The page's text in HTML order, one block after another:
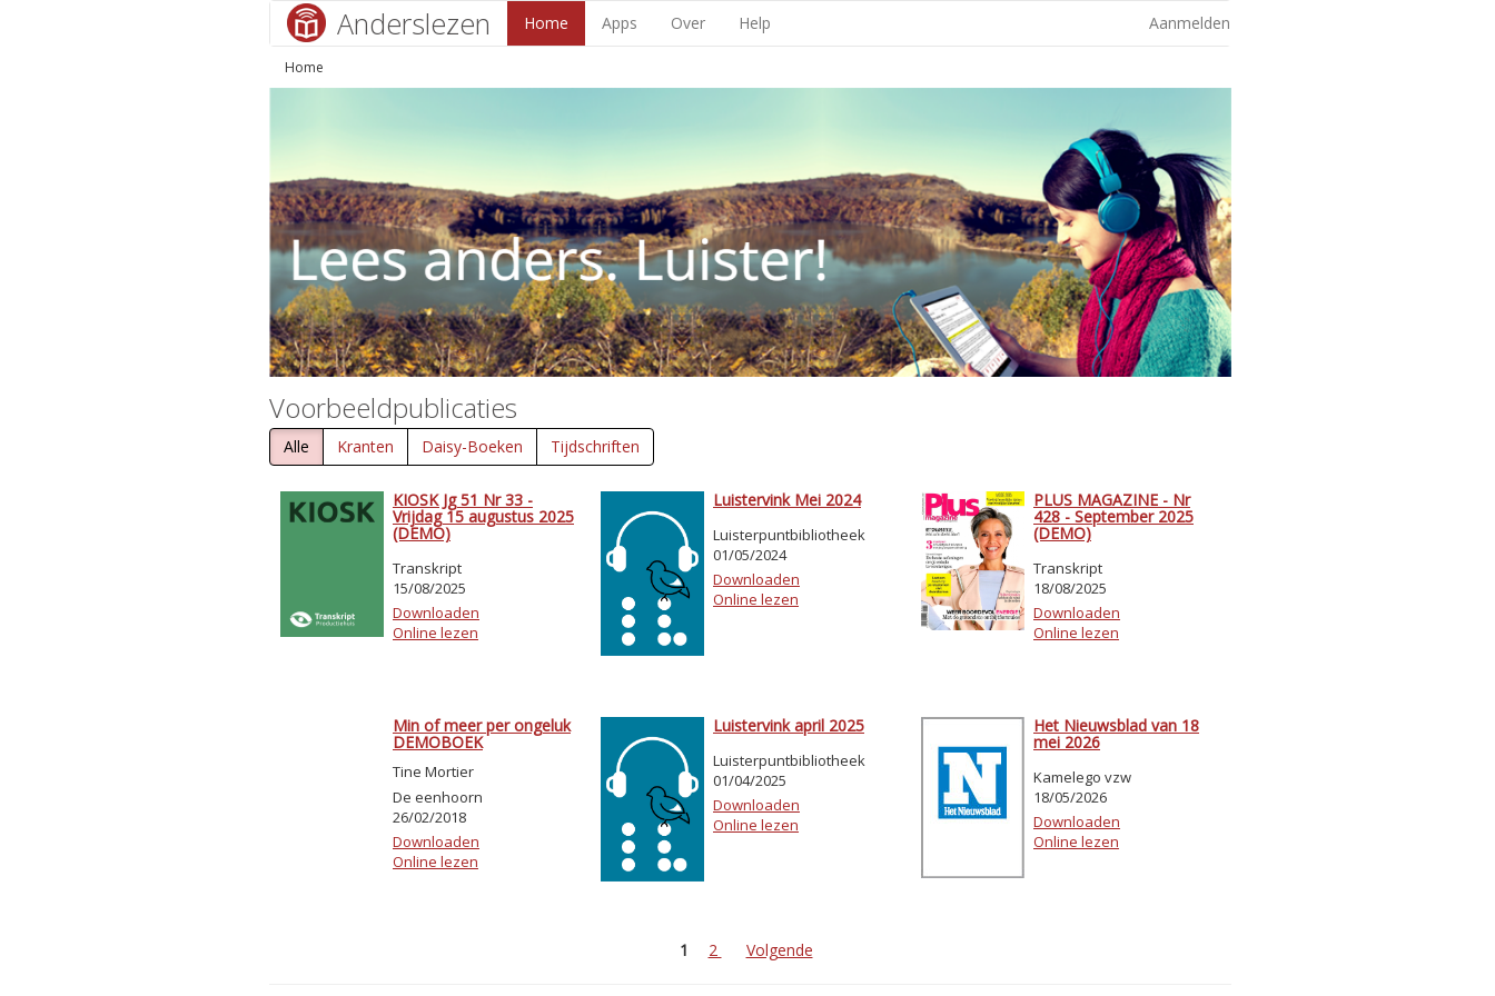
Anderslezen Home Apps Over Help Aanmelden
Home
Voorbeeldpublicaties
Alle Kranten Daisy-Boeken Tijdschriften
KIOSK Jg 51 Nr 33 -
Vrijdag 15 augustus 2025
(DEMO)
Transkript
15/08/2025
Downloaden
Online lezen
Luistervink Mei 2024
Luisterpuntbibliotheek
01/05/2024
Downloaden
Online lezen
PLUS MAGAZINE - Nr
428 - September 2025
(DEMO)
Transkript
18/08/2025
Downloaden
Online lezen
Min of meer per ongeluk
DEMOBOEK
Tine Mortier
De eenhoorn
26/02/2018
Downloaden
Online lezen
Luistervink april 2025
Luisterpuntbibliotheek
01/04/2025
Downloaden
Online lezen
Het Nieuwsblad van 18
mei 2026
Kamelego vzw
18/05/2026
Downloaden
Online lezen
1 2 Volgende